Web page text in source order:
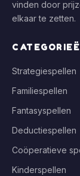
vinden door
elkaar te zetten.
Strategiespellen
Familiespellen
Fantasyspellen
Deductiespellen
Coöperatieve
Kinderspellen